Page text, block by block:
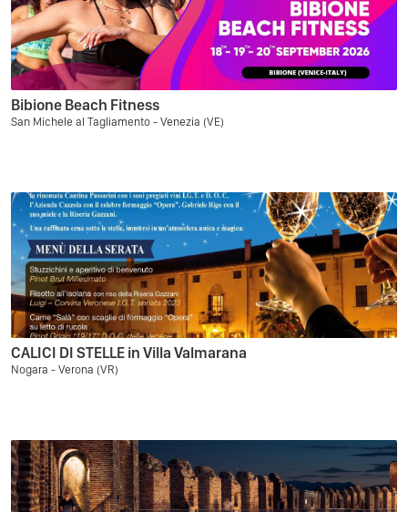
Bibione Beach Fitness
San Michele al Tagliamento - Venezia (VE)
CALICI DI STELLE in Villa Valmarana
Nogara - Verona (VR)